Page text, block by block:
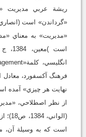
ريشة عربي مديريت
«مديريت» به معناي
فرهنگ آکسفورد،
نهايت هر چيزي» آمده است
از نظر اصطلاحي،
است که به وسيلة آن،